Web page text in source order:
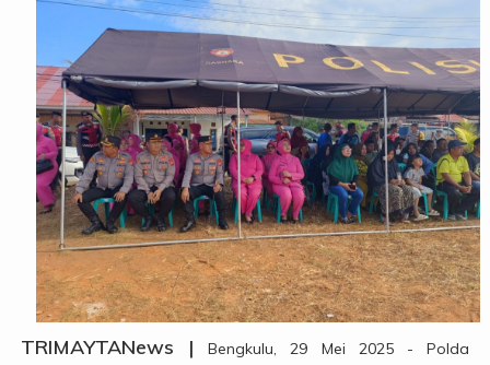
TRIMAYTANews |Bengkulu, 29 Mei 2025 - Polda